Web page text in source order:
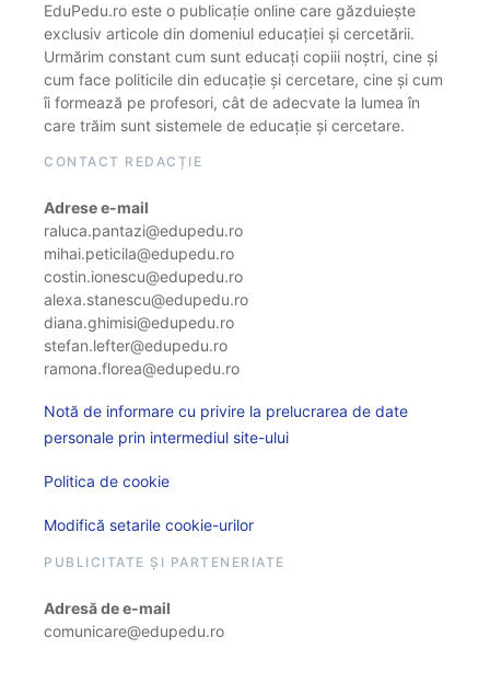
EduPedu.ro este o publicație online care găzduiește
exclusiv articole din domeniul educației și cercetării.
Urmărim constant cum sunt educați copiii noștri, cine și
cum face politicile din educație și cercetare, cine și cum
îi formează pe profesori, cât de adecvate la lumea în
care trăim sunt sistemele de educație și cercetare.
CONTACT REDACȚIE
Adrese e-mail
raluca.pantazi@edupedu.ro
mihai.peticila@edupedu.ro
costin.ionescu@edupedu.ro
alexa.stanescu@edupedu.ro
diana.ghimisi@edupedu.ro
stefan.lefter@edupedu.ro
ramona.florea@edupedu.ro
Notă de informare cu privire la prelucrarea de date
personale prin intermediul site-ului
Politica de cookie
Modifică setarile cookie-urilor
PUBLICITATE ȘI PARTENERIATE
Adresă de e-mail
comunicare@edupedu.ro